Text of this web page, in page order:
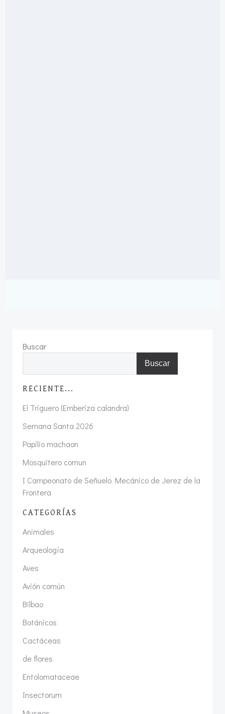
Buscar
Buscar
RECIENTE...
El Triguero (Emberiza calandra)
Semana Santa 2026
Papilio machaon
Mosquitero comun
I Campeonato de Señuelo Mecánico de Jerez de la
Frontera
CATEGORÍAS
Animales
Arqueología
Aves
Avión común
Bilbao
Botánicos
Cactáceas
de flores
Entolomataceae
Insectorum